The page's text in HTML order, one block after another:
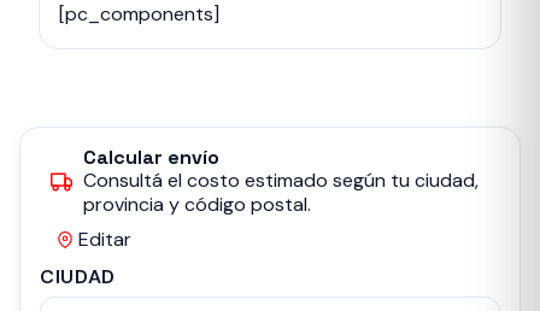
[pc_components]
Calcular envío
Consultá el costo estimado según tu ciudad,
provincia y código postal.
Editar
CIUDAD